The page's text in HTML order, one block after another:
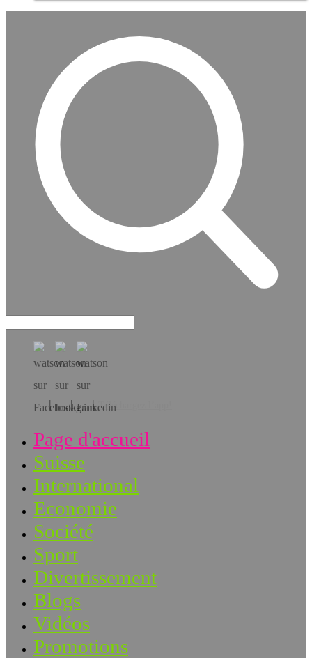
Téléchargez l’app!
Page d'accueil
Suisse
International
Economie
Société
Sport
Divertissement
Blogs
Vidéos
Promotions